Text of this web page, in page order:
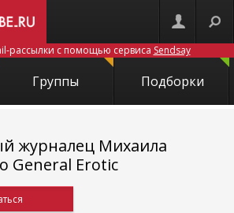
рассылки с помощью сервиса Sendsay
Группы Подборки
журналец Михаила
General Erotic